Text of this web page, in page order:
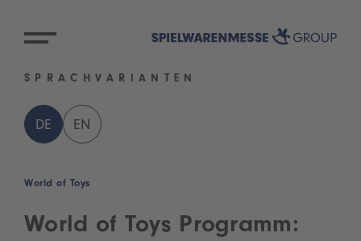
SPRACHVARIANTEN
DE EN
World of Toys
World of Toys Programm: